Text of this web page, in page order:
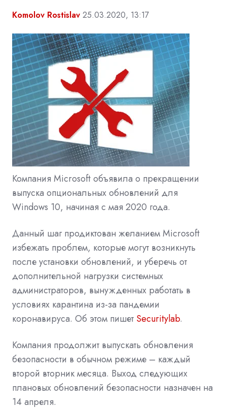
Komolov Rostislav 25.03.2020, 13:17
Компания Microsoft объявила о прекращении
выпуска опциональных обновлений для
Windows 10, начиная с мая 2020 года.
Данный шаг продиктован желанием Microsoft
избежать проблем, которые могут возникнуть
после установки обновлений, и уберечь от
дополнительной нагрузки системных
администраторов, вынужденных работать в
условиях карантина из-за пандемии
коронавируса. Об этом пишет Securitylab.
Компания продолжит выпускать обновления
безопасности в обычном режиме – каждый
второй вторник месяца. Выход следующих
плановых обновлений безопасности назначен на
14 апреля.